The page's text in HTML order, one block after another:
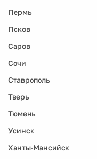
Пермь
Псков
Саров
Сочи
Ставрополь
Тверь
Тюмень
Усинск
Ханты-Мансийск